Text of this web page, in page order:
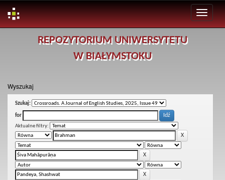
REPOZYTORIUM UNIWERSYTETU
W BIAŁYMSTOKU
Wyszukaj
Szukaj:
for
Aktualne filtry: